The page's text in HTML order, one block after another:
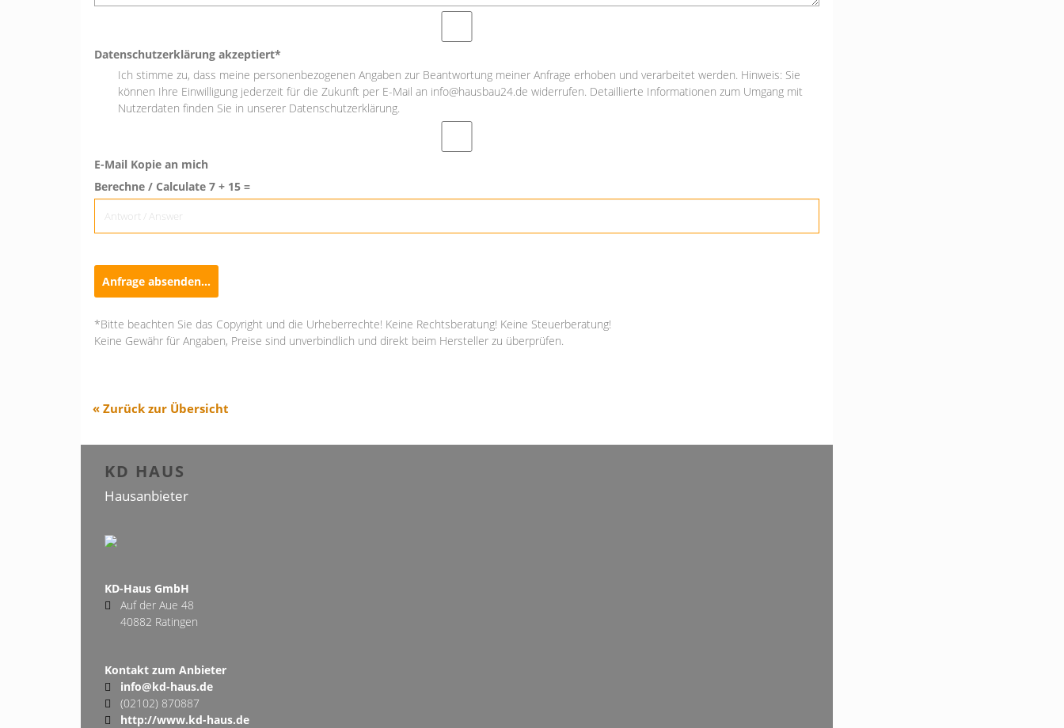
Datenschutzerklärung akzeptiert*
Ich stimme zu, dass meine personenbezogenen Angaben zur Beantwortung meiner Anfrage erhoben und verarbeitet werden. Hinweis: Sie
können Ihre Einwilligung jederzeit für die Zukunft per E-Mail an info@hausbau24.de widerrufen. Detaillierte Informationen zum Umgang mit
Nutzerdaten finden Sie in unserer Datenschutzerklärung.
E-Mail Kopie an mich
Berechne / Calculate 7 + 15 =
Anfrage absenden...
*Bitte beachten Sie das Copyright und die Urheberrechte! Keine Rechtsberatung! Keine Steuerberatung!
Keine Gewähr für Angaben, Preise sind unverbindlich und direkt beim Hersteller zu überprüfen.
« Zurück zur Übersicht
KD HAUS
Hausanbieter
KD-Haus GmbH
Auf der Aue 48
40882 Ratingen
Kontakt zum Anbieter
info@kd-haus.de
(02102) 870887
http://www.kd-haus.de